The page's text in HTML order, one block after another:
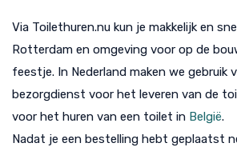
Via Toilethuren.nu kun je makkelijk en
Rotterdam en omgeving voor op de
feestje. In Nederland maken we gebruik
bezorgdienst voor het leveren van de
voor het huren van een toilet in België.
Nadat je een bestelling hebt geplaatst